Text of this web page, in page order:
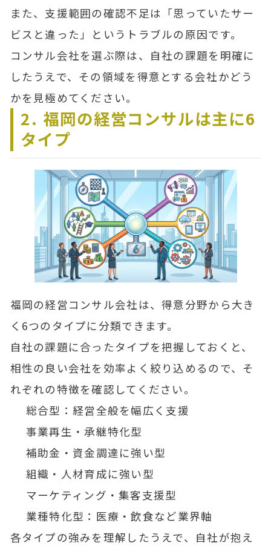
また、支援範囲の確認不足は「思っていたサー
ビスと違った」というトラブルの原因です。
コンサル会社を選ぶ際は、自社の課題を明確に
したうえで、その領域を得意とする会社かどう
かを見極めてください。
2. 福岡の経営コンサルは主に6
タイプ
福岡の経営コンサル会社は、得意分野から大き
く6つのタイプに分類できます。
自社の課題に合ったタイプを把握しておくと、
相性の良い会社を効率よく絞り込めるので、そ
れぞれの特徴を確認してください。
総合型：経営全般を幅広く支援
事業再生・承継特化型
補助金・資金調達に強い型
組織・人材育成に強い型
マーケティング・集客支援型
業種特化型：医療・飲食など業界軸
各タイプの強みを理解したうえで、自社が抱え